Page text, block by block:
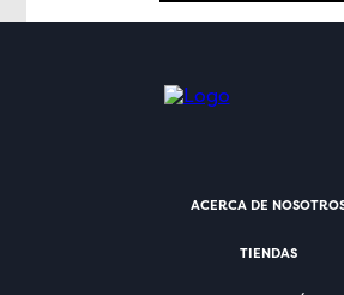
ACERCA DE
TIENDAS